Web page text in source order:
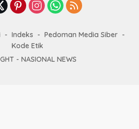
Indeks
Pedoman Media Siber
Kode Etik
- NASIONAL NEWS